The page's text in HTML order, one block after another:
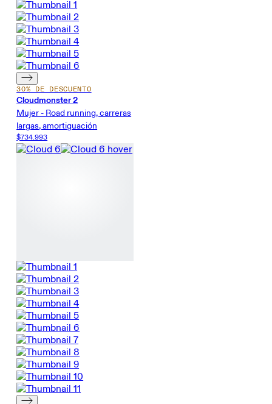
30% DE DESCUENTO
Cloudmonster 2
Mujer - Road running, carreras
largas, amortiguación
$734.993